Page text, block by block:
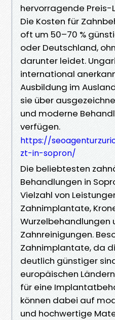
hervorragende
Die Kosten für
oft um 50–70 %
oder Deutschland,
darunter leidet.
international
Ausbildung im
sie über
und moderne
verfügen.
https://
zt-in-sopron/
Die beliebtesten
Behandlungen in
Vielzahl von
Zahnimplantate,
Wurzelbehandlungen
Zahnreinigungen.
Zahnimplantate, da
deutlich günstiger
europäischen
für eine
können dabei auf
und hochwertige